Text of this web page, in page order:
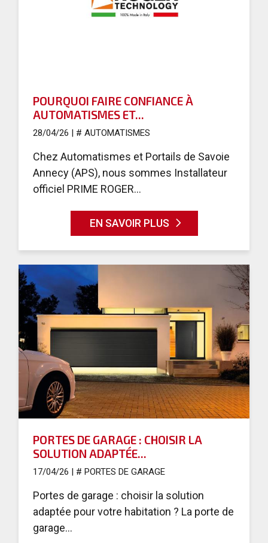
POURQUOI FAIRE CONFIANCE À
AUTOMATISMES ET...
28/04/26 | # AUTOMATISMES
Chez Automatismes et Portails de Savoie
Annecy (APS), nous sommes Installateur
officiel PRIME ROGER...
EN SAVOIR PLUS
PORTES DE GARAGE : CHOISIR LA
SOLUTION ADAPTÉE...
17/04/26 | # PORTES DE GARAGE
Portes de garage : choisir la solution
adaptée pour votre habitation ? La porte de
garage...